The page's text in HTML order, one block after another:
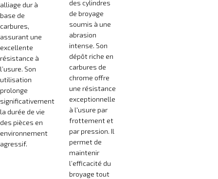
alliage dur à
base de
carbures,
assurant une
excellente
résistance à
l’usure. Son
utilisation
prolonge
significativement
la durée de vie
des pièces en
environnement
agressif.
des cylindres
de broyage
soumis à une
abrasion
intense. Son
dépôt riche en
carbures de
chrome offre
une résistance
exceptionnelle
à l'usure par
frottement et
par pression. Il
permet de
maintenir
l’efficacité du
broyage tout